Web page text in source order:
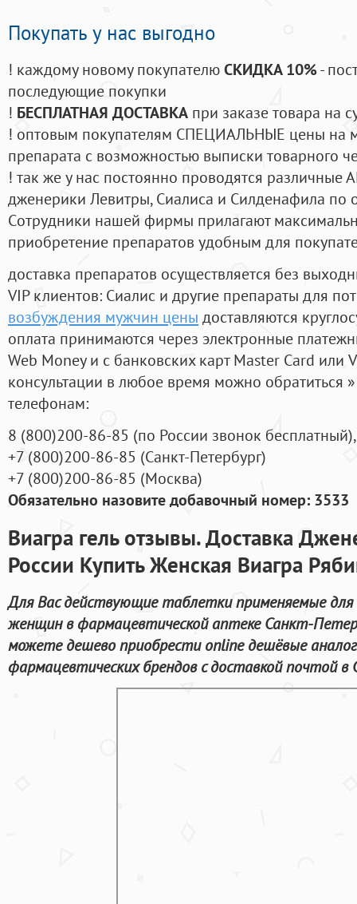
Покупать у нас выгодно
! каждому новому покупателюСКИДКА 10%-
последующие покупки
! БЕСПЛАТНАЯ ДОСТАВКА при заказе товара на
! оптовым покупателям СПЕЦИАЛЬНЫЕ цены на
препарата с возможностью выписки товарного
! так же у нас постоянно проводятся
дженерики Левитры, Сиалиса и Силденафила по
Cотрудники нашей фирмы прилагают
приобретение препаратов удобным для
доставка препаратов осуществляется без
VIP клиентов: Сиалис и другие препараты для
возбуждения мужчин цены доставляются
оплата принимаются через электронные
Web Money и с банковских карт Master Card или
консультации в любое время можно обратиться
телефонам:
8 (800)200-86-85 (по России звонок бесплатный),
+7 (800)200-86-85 (Санкт-Петербург)
+7 (800)200-86-85 (Москва)
Обязательно назовите добавочный номер: 3533
Виагра гель отзывы. Доставка
России Купить Женская Виагра
Для Вас действующие таблетки применяемые
женщин в фармацевтической аптеке Санкт-
можете дешево приобрести online дешёвые
фармацевтических брендов с доставкой почтой